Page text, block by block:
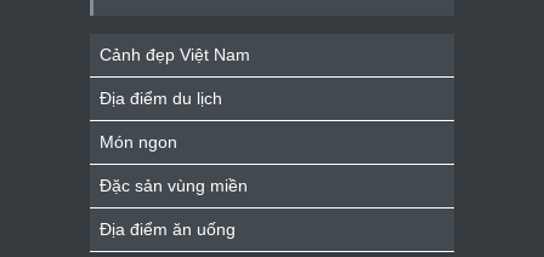
Cảnh đẹp Việt Nam
Địa điểm du lịch
Món ngon
Đặc sản vùng miền
Địa điểm ăn uống